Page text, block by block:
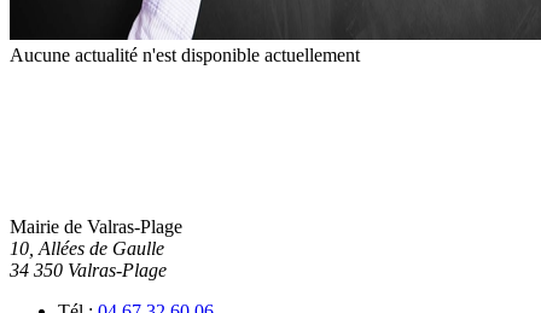
Aucune actualité n'est disponible actuellement
Mairie de Valras-Plage
10, Allées de Gaulle
34 350 Valras-Plage